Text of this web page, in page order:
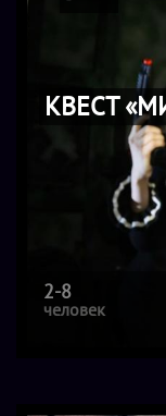
КВЕСТ
2-8
человек